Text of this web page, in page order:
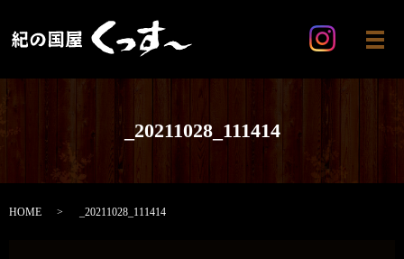
メ
_20211028_111414
HOME _20211028_111414